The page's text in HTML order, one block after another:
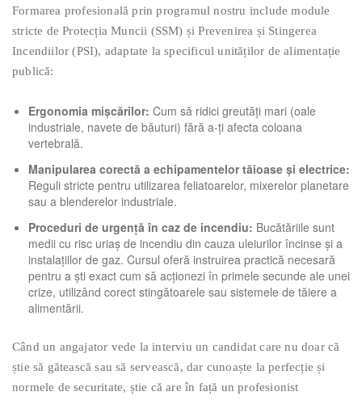
Formarea profesională prin programul nostru include module
stricte de Protecția Muncii (SSM) și Prevenirea și Stingerea
Incendiilor (PSI), adaptate la specificul unităților de alimentație
publică:
Ergonomia mișcărilor: Cum să ridici greutăți mari (oale
industriale, navete de băuturi) fără a-ți afecta coloana
vertebrală.
Manipularea corectă a echipamentelor tăioase și electrice:
Reguli stricte pentru utilizarea feliatoarelor, mixerelor planetare
sau a blenderelor industriale.
Proceduri de urgență în caz de incendiu: Bucătăriile sunt
medii cu risc uriaș de incendiu din cauza uleiurilor încinse și a
instalațiilor de gaz. Cursul oferă instruirea practică necesară
pentru a ști exact cum să acționezi în primele secunde ale unei
crize, utilizând corect stingătoarele sau sistemele de tăiere a
alimentării.
Când un angajator vede la interviu un candidat care nu doar că
știe să gătească sau să servească, dar cunoaște la perfecție și
normele de securitate, știe că are în față un profesionist